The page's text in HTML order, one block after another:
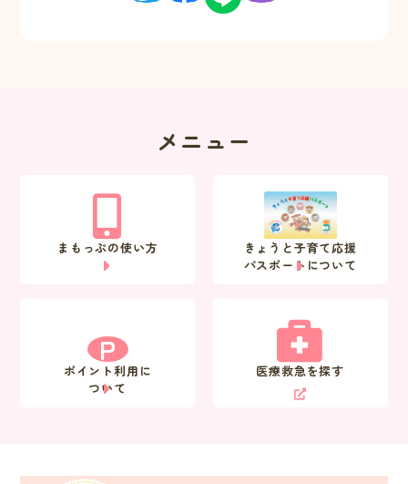
メニュー
まもっぷの使い方
きょうと子育て応援
パスポートについて
P
ポイント利用に
ついて
医療救急を探す